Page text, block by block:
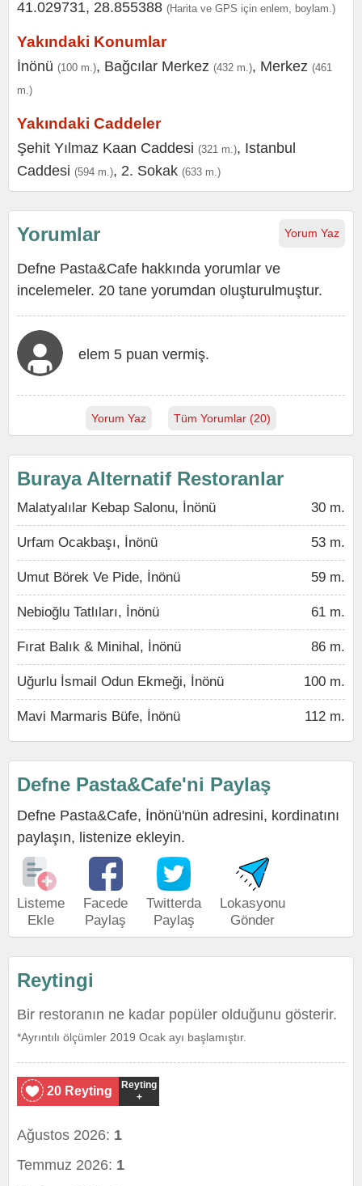
41.029731, 28.855388 (Harita ve GPS için enlem, boylam.)
Yakındaki Konumlar
İnönü (100 m.), Bağcılar Merkez (432 m.), Merkez (461
m.)
Yakındaki Caddeler
Şehit Yılmaz Kaan Caddesi (321 m.), Istanbul
Caddesi (594 m.), 2. Sokak (633 m.)
Yorum Yaz
Yorumlar
Defne Pasta&Cafe hakkında yorumlar ve
incelemeler. 20 tane yorumdan oluşturulmuştur.
elem 5 puan vermiş.
Yorum Yaz Tüm Yorumlar (20)
Buraya Alternatif Restoranlar
Malatyalılar Kebap Salonu, İnönü 30 m.
Urfam Ocakbaşı, İnönü 53 m.
Umut Börek Ve Pide, İnönü 59 m.
Nebioğlu Tatlıları, İnönü 61 m.
Fırat Balık & Minihal, İnönü 86 m.
Uğurlu İsmail Odun Ekmeği, İnönü 100 m.
Mavi Marmaris Büfe, İnönü 112 m.
Defne Pasta&Cafe'ni Paylaş
Defne Pasta&Cafe, İnönü'nün adresini, kordinatını
paylaşın, listenize ekleyin.
Listeme
Ekle
Facede
Paylaş
Twitterda
Paylaş
Lokasyonu
Gönder
Reytingi
Bir restoranın ne kadar popüler olduğunu gösterir.
*Ayrıntılı ölçümler 2019 Ocak ayı başlamıştır.
20 Reyting
Reyting
+
Ağustos 2026: 1
Temmuz 2026: 1